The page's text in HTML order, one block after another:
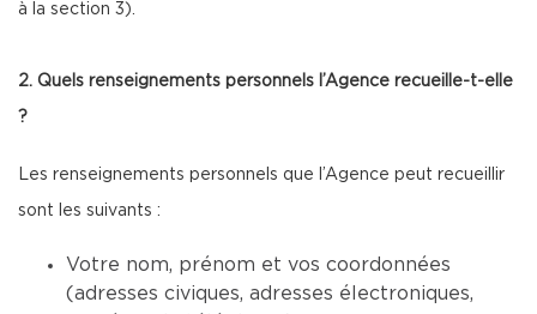
à la section 3).
2. Quels renseignements personnels l’Agence recueille-t-elle
?
Les renseignements personnels que l’Agence peut recueillir
sont les suivants :
Votre nom, prénom et vos coordonnées
(adresses civiques, adresses électroniques,